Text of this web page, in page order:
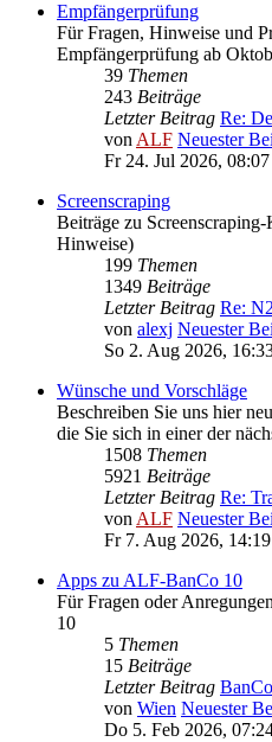
Empfängerprüfung
Für Fragen, Hinweise und
Empfängerprüfung ab
39 Themen
243 Beiträge
Letzter Beitrag Re:
vonALF Neuester
Fr 24. Jul 2026, 08:07
Screenscraping
Beiträge zu
Hinweise)
199 Themen
1349 Beiträge
Letzter Beitrag Re:
von alexj Neuester
So 2. Aug 2026,
Wünsche und Vorschläge
Beschreiben Sie uns hier
die Sie sich in einer der
1508 Themen
5921 Beiträge
Letzter Beitrag Re:
vonALF Neuester
Fr 7. Aug 2026, 14:19
Apps zu ALF-BanCo 10
Für Fragen oder
10
5 Themen
15 Beiträge
Letzter Beitrag
von Wien Neuester
Do 5. Feb 2026,